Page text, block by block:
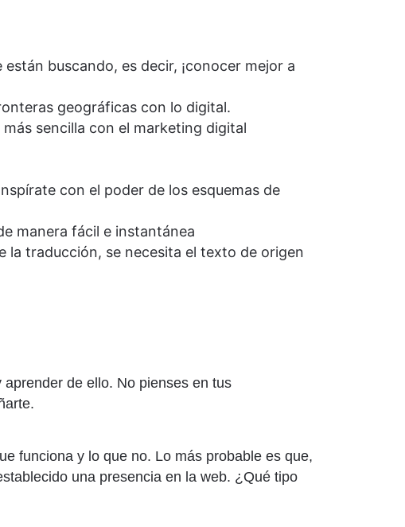
buscando, es decir, ¡conocer mejor a
geográficas con lo digital.
sencilla con el marketing digital
con el poder de los esquemas de
manera fácil e instantánea
traducción, se necesita el texto de origen
de ello. No pienses en tus
funciona y lo que no. Lo más probable es que,
una presencia en la web. ¿Qué tipo